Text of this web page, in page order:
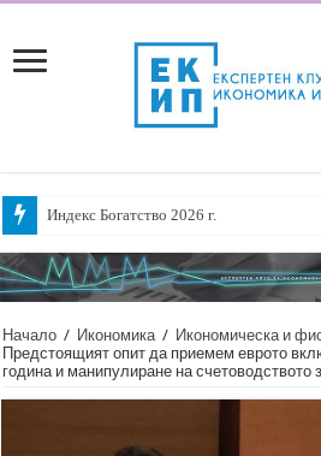
Индекс Богатство 2026 г.
Становище относно предложени
Начало / Икономика / Икономическа и
Предстоящият опит да приемем еврото
година и манипулиране на счетоводството